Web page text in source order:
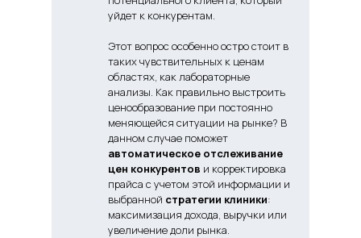
уйдет к конкурентам.
Этот вопрос особенно остро стоит в
таких чувствительных к ценам
областях, как лабораторные
анализы. Как правильно выстроить
ценообразование при постоянно
меняющейся ситуации на рынке? В
данном случае поможет
автоматическое отслеживание
цен конкурентов и корректировка
прайса с учетом этой информации и
выбранной стратегии клиники:
максимизация дохода, выручки или
увеличение доли рынка.